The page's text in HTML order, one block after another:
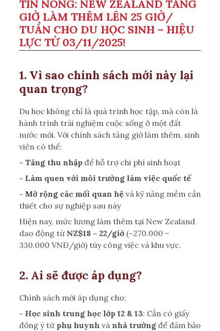
TIN NÓNG: NEW ZEALAND TĂNG
GIỜ LÀM THÊM LÊN 25 GIỜ/
TUẦN CHO DU HỌC SINH – HIỆU
LỰC TỪ 03/11/2025!
1. Vì sao chính sách mới này lại
quan trọng?
Du học không chỉ là quá trình học tập, mà còn là
hành trình trải nghiệm cuộc sống ở một đất
nước mới. Với chính sách tăng giờ làm thêm, sinh
viên có thể:
- Tăng thu nhập để hỗ trợ chi phí sinh hoạt
- Làm quen với môi trường làm việc quốc tế
- Mở rộng các mối quan hệ và kỹ năng mềm cần
thiết cho sự nghiệp sau này
Hiện nay, mức lương làm thêm tại New Zealand
dao động từ NZ$18 – 22/giờ (~270.000 –
330.000 VNĐ/giờ) tùy công việc và khu vực.
2. Ai sẽ được áp dụng?
Chính sách mới áp dụng cho:
- Học sinh trung học lớp 12 & 13: Cần có giấy
đồng ý từ phụ huynh và nhà trường để đảm bảo